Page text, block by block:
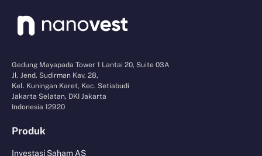
Gedung Mayapada Tower 1 Lantai 20, Suite 03A
Jl. Jend. Sudirman Kav. 28,
Kel. Kuningan Karet, Kec. Setiabudi
Jakarta Selatan, DKI Jakarta
Indonesia 12920
Produk
Investasi Saham AS